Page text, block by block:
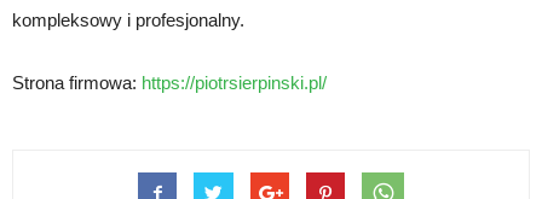
kompleksowy i profesjonalny.
Strona firmowa: https://piotrsierpinski.pl/